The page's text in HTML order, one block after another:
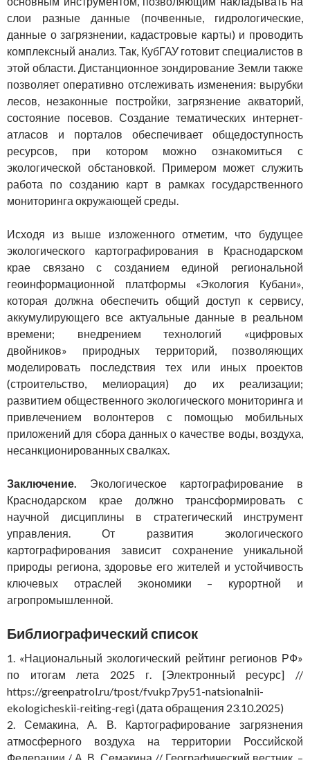
слои разные данные (почвенные, гидрологические,
данные о загрязнении, кадастровые карты) и проводить
комплексный анализ. Так, КубГАУ готовит специалистов в
этой области. Дистанционное зондирование Земли также
позволяет оперативно отслеживать изменения: вырубки
лесов, незаконные постройки, загрязнение акваторий,
состояние посевов. Создание тематических интернет-
атласов и порталов обеспечивает общедоступность
ресурсов, при котором можно ознакомиться с
экологической обстановкой. Примером может служить
работа по созданию карт в рамках государственного
мониторинга окружающей среды.
Исходя из выше изложенного отметим, что будущее
экологического картографирования в Краснодарском
крае связано с созданием единой региональной
геоинформационной платформы «Экология Кубани»,
которая должна обеспечить общий доступ к сервису,
аккумулирующего все актуальные данные в реальном
времени; внедрением технологий «цифровых
двойников» природных территорий, позволяющих
моделировать последствия тех или иных проектов
(строительство, мелиорация) до их реализации;
развитием общественного экологического мониторинга и
привлечением волонтеров с помощью мобильных
приложений для сбора данных о качестве воды, воздуха,
несанкционированных свалках.
Заключение.
Экологическое картографирование в
Краснодарском крае должно трансформировать с
научной дисциплины в стратегический инструмент
управления. От развития экологического
картографирования зависит сохранение уникальной
природы региона, здоровье его жителей и устойчивость
ключевых отраслей экономики – курортной и
агропромышленной.
Библиографический список
1. «Национальный экологический рейтинг регионов РФ»
по итогам лета 2025 г. [Электронный ресурс] //
https://greenpatrol.ru/tpost/fvukp7py51-natsionalnii-
ekologicheskii-reiting-regi (дата обращения 23.10.2025)
2. Семакина, А. В. Картографирование загрязнения
атмосферного воздуха на территории Российской
Федерации / А. В. Семакина // Географический вестник. –